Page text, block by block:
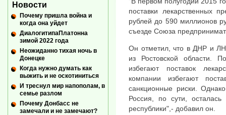
поставки лекарственных
рублей до 590 миллионов
съезде Союза
Он отметил, что в ДНР и
из Ростовской области.
избегают поставок
компании избегают
санкционные риски.
Россия, по сути,
республики",- добавил он.
Новости
Почему пришла война и
когда она уйдет
ДиалогитипаПлатонна
зимой 2022 года
Неожиданно тихая ночь в
Донецке
Когда нужно думать как
выжить и не оскотиниться
И треснул мир напополам, в
семье разлом
Почему Донбасс не
замечали и не замечают?